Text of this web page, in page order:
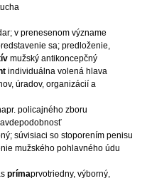
v prenesenom význame
sa; predloženie,
mužský antikoncepčný
individuálna volená hlava
úradov, organizácií a
policajného zboru
súvisiaci so stoporením penisu
mužského pohlavného údu
prímaprvotriedny, výborný,